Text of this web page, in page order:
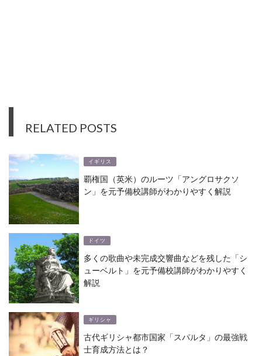
RELATED POSTS
イギリス
覇権国（英米）のルーツ「アングロサクソ
ン」を元予備校講師がわかりやすく解説
ドイツ
多くの歌曲や未完成交響曲などを残した「シ
ューベルト」を元予備校講師がわかりやすく
解説
ギリシャ
古代ギリシャ都市国家「スパルタ」の最強戦
士育成方法とは？